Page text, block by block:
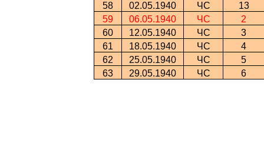
58
02.05.1940 ЧС
13
59
06.05.1940 ЧС
2
60
12.05.1940 ЧС
3
61
18.05.1940 ЧС
4
62
25.05.1940 ЧС
5
63
29.05.1940 ЧС 6